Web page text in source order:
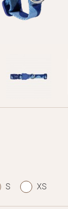
Оптовим клієнтам
S XS